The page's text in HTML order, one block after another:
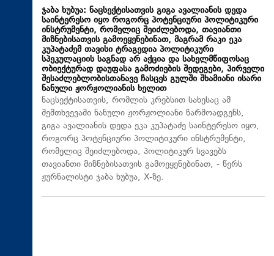
ჯაბა ხუბუა: ნაცსექტისათვის გიგა ავალიანის დედა
საინტერესო იყო როგორც პოტენციური პოლიტიკური
ინსტრუმენტი, რომელიც შეიძლებოდა, თავიანთი
მიზნებისათვის გამოეყენებინათ, მაგრამ რაკი ეკა
კუპატაძემ თავისი ტრაგედია პოლიტიკური
სპეკულაციის საგნად არ აქცია და სახელმწიფოსაც
ობიექტურად დაუფასა გამოძიების შედეგები, პირველი
შესაძლებლობისთანავე ჩასცეს გულში შხამიანი ისარი
ნანული ჟორჟოლიანის ხელით
ნაცსექტისათვის, რომლის კრებსით სახესაც ამ
შემთხვევაში ნანული ჟორჟოლიანი წარმოადგენს,
გიგა ავალიანის დედა ეკა კუპატაძე საინტერესო იყო,
როგორც პოტენციური პოლიტიკური ინსტრუმენტი,
რომელიც შეიძლებოდა, პოლიტიკურ სვავებს
თავიანთი მიზნებისათვის გამოეყენებინათ, - წერს
ჟურნალისტი ჯაბა ხუბუა, X-ზე.